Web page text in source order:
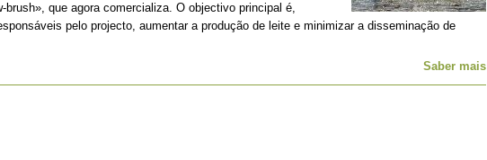
brush», que agora comercializa. O objectivo principal é,
pelo projecto, aumentar a produção de leite e minimizar a disseminação de
Saber mais